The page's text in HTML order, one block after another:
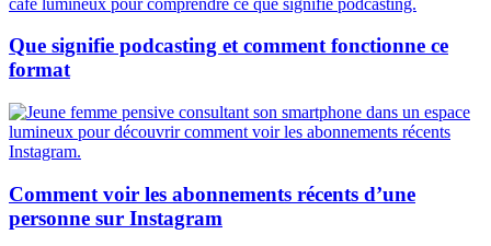
Que signifie podcasting et comment fonctionne ce
format
Comment voir les abonnements récents d’une
personne sur Instagram